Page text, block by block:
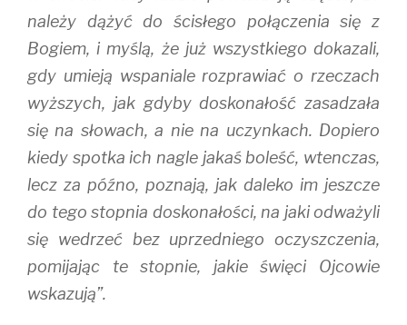
należy dążyć do ścisłego połączenia się z
Bogiem, i myślą, że już wszystkiego dokazali,
gdy umieją wspaniale rozprawiać o rzeczach
wyższych, jak gdyby doskonałość zasadzała
się na słowach, a nie na uczynkach. Dopiero
kiedy spotka ich nagle jakaś boleść, wtenczas,
lecz za późno, poznają, jak daleko im jeszcze
do tego stopnia doskonałości, na jaki odważyli
się wedrzeć bez uprzedniego oczyszczenia,
pomijając te stopnie, jakie święci Ojcowie
wskazują”.